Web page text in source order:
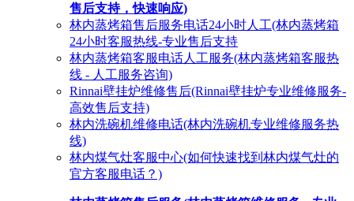
售后支持，快速响应)
林内蒸烤箱售后服务电话24小时人工(林内蒸烤箱
24小时客服热线-专业售后支持
林内蒸烤箱客服电话人工服务(林内蒸烤箱客服热
线 - 人工服务咨询)
Rinnai壁挂炉维修售后(Rinnai壁挂炉专业维修服务-
高效售后支持)
林内洗碗机维修电话(林内洗碗机专业维修服务热
线)
林内煤气灶客服中心(如何快速找到林内煤气灶的
官方客服电话？)